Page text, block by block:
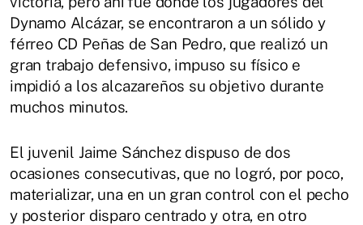
Dynamo Alcázar, se encontraron a un sólido y
férreo CD Peñas de San Pedro, que realizó un
gran trabajo defensivo, impuso su físico e
impidió a los alcazareños su objetivo durante
muchos minutos.
El juvenil Jaime Sánchez dispuso de dos
ocasiones consecutivas, que no logró, por poco,
materializar, una en un gran control con el pecho
y posterior disparo centrado y otra, en otro